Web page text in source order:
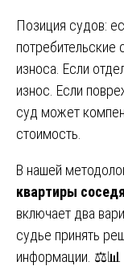
Позиция судов:
износа. Если
износ. Если
суд может
стоимость.
В нашей
квартиры
включает два
судье принять
информации. ⚖️📊